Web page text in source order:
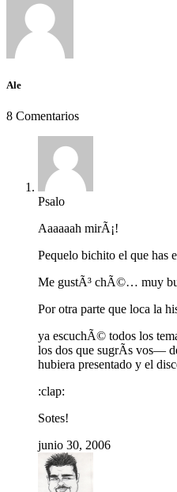
Ale
8 Comentarios
Psalo
Aaaaaah mirÃ¡!
Pequelo bichito el que has
Me gustÃ³ chÃ©… muy
Por otra parte que loca la
ya escuchÃ© todos los
los dos que sugrÃ­s vos—
hubiera presentado y el
:clap:
Sotes!
junio 30, 2006